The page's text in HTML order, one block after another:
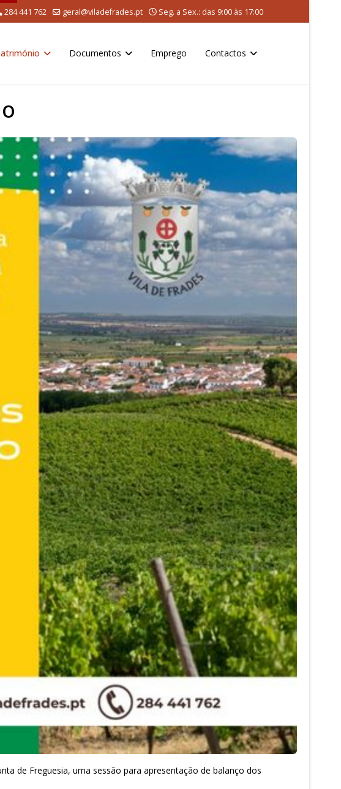
284 441 762 geral@viladefrades.pt Seg. a Sex.: das 9:00 às 17:00
Documentos Emprego Contactos
de Freguesia, uma sessão para apresentação de balanço dos